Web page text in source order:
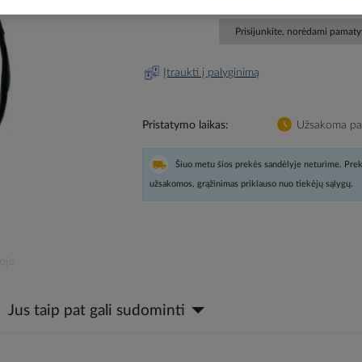
Prisijunkite, norėdami
Įtraukti į palyginimą
Pristatymo laikas Užsakoma
Šiuo metu šios prekės sandėlyje neturime.
užsakomos, grąžinimas priklauso nuo tiekėjų sąlygų.
Jus taip pat gali sudominti